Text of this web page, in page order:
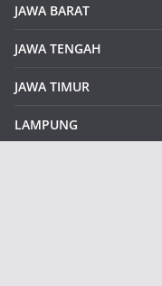
JAWA BARAT
JAWA TENGAH
JAWA TIMUR
LAMPUNG